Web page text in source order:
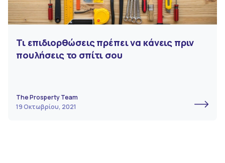
Τι επιδιορθώσεις πρέπει να κάνεις πριν
πουλήσεις το σπίτι σου
The Prosperty Team
19 Οκτωβρίου, 2021